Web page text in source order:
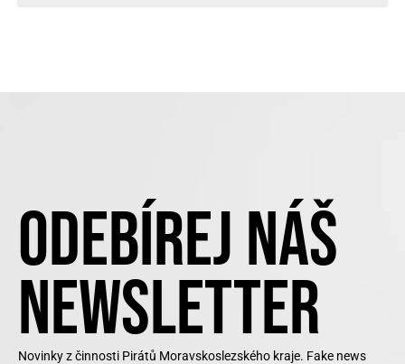
ODEBÍREJ NÁŠ
NEWSLETTER
Novinky z činnosti Pirátů Moravskoslezského kraje. Fake news